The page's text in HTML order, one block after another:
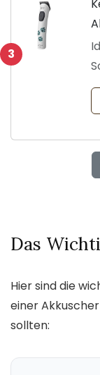
3
Das
Hier sind die
einer
sollten: